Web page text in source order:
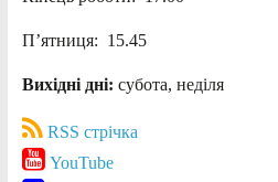
П’ятниця: 15.45
Вихідні дні: субота, неділя
RSS стрічка
YouTube